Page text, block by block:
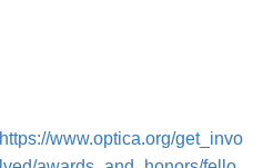
https://www.optica.org/get_invo